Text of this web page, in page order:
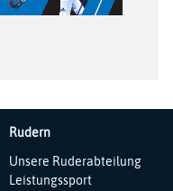
Rudern
Navigation
überspringen
Unsere Ruderabteilung
Leistungssport